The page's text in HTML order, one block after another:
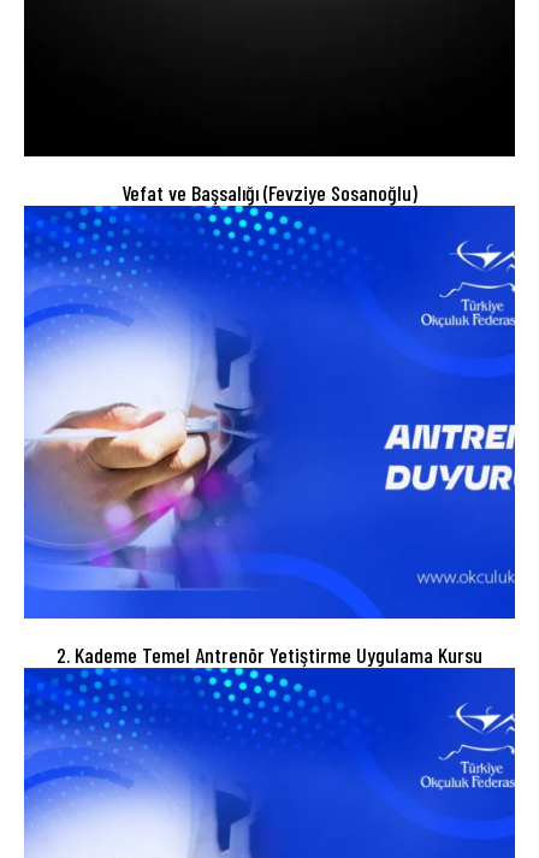
Vefat ve Başsalığı (Fevziye Sosanoğlu)
2. Kademe Temel Antrenör Yetiştirme Uygulama Kursu